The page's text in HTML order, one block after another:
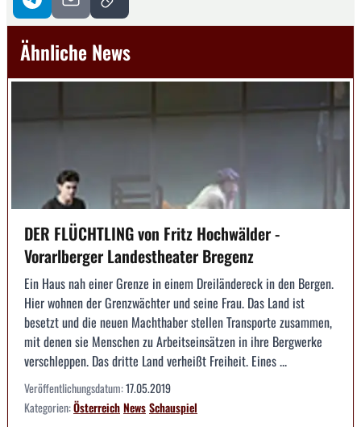
Ähnliche News
DER FLÜCHTLING von Fritz Hochwälder -
Vorarlberger Landestheater Bregenz
Ein Haus nah einer Grenze in einem Dreiländereck in den Bergen.
Hier wohnen der Grenzwächter und seine Frau. Das Land ist
besetzt und die neuen Machthaber stellen Transporte zusammen,
mit denen sie Menschen zu Arbeitseinsätzen in ihre Bergwerke
verschleppen. Das dritte Land verheißt Freiheit. Eines ...
Veröffentlichungsdatum:17.05.2019
Kategorien:ÖsterreichNewsSchauspiel